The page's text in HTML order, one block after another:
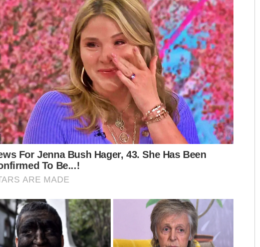
Saya tidak banyak cerita politik tapi kerja selesai
masalah rakyat - Hajiji
Situasi terkini di Hospital Tengku Ampuan Rahimah
(HTAR)
'Anak saya masih menangis hilang ayah, tapi anda
jadikan MH370 jenaka'
- Perubahan posisi kepala secara mendadak
menyebabkan bahagian dalam telinga tidak
berfungsi secara normal.
- Masalah pada bahagian dalam telinga yang
memberi kesan kepada pendengaran dan
keseimbangan.